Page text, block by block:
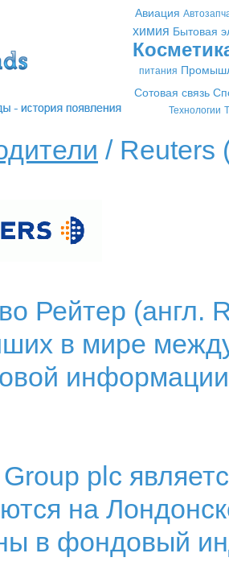
Авиация
химия Бытовая
питания
Сотовая связь
Технологии
/ Reuters
Рейтер
в мире
plc
на
в фондовый